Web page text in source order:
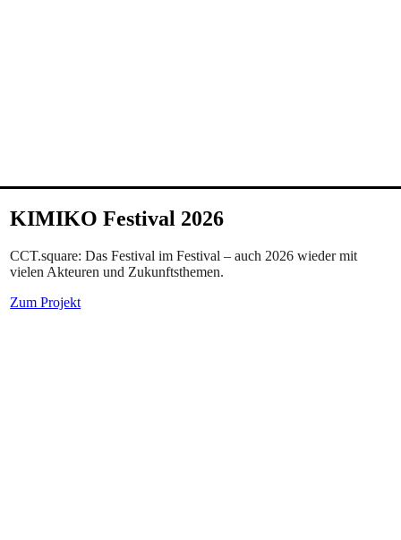
KIMIKO Festival 2026
CCT.square: Das Festival im Festival – auch 2026 wieder mit
vielen Akteuren und Zukunftsthemen.
Zum Projekt